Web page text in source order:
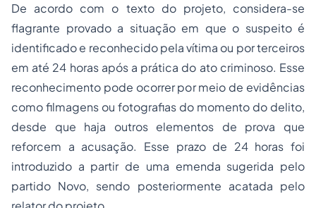
De acordo com o texto do projeto, considera-se
flagrante provado a situação em que o suspeito é
identificado e reconhecido pela vítima ou por terceiros
em até 24 horas após a prática do ato criminoso. Esse
reconhecimento pode ocorrer por meio de evidências
como filmagens ou fotografias do momento do delito,
desde que haja outros elementos de prova que
reforcem a acusação. Esse prazo de 24 horas foi
introduzido a partir de uma emenda sugerida pelo
partido Novo, sendo posteriormente acatada pelo